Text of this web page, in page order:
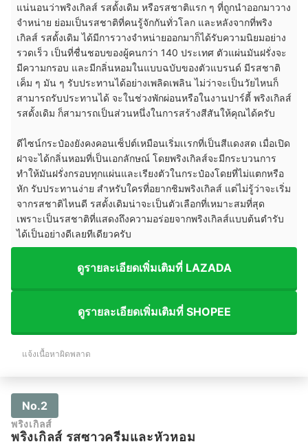
แน่นอนว่าพริงเกิลส์ รสดั้งเดิม หรือรสชาติแรก ๆ ที่ถูกนำออกมาวาง
จำหน่าย ย่อมเป็นรสชาติที่คนรู้จักกันทั่วโลก และหลังจากที่พริง
เกิลส์ รสดั้งเดิม ได้มีการวางจำหน่ายออกมาก็ได้รับความนิยมอย่าง
รวดเร็ว เป็นที่ชื่นชอบของผู้คนกว่า 140 ประเทศ ตัวแผ่นมันฝรั่งจะ
มีความกรอบ และมีกลิ่นหอมในแบบฉบับของตัวแบรนด์ มีรสชาติ
เค็ม ๆ มัน ๆ รับประทานได้อย่างเพลิดเพลิน ไม่ว่าจะเป็นวัยไหนก็
สามารถรับประทานได้ จะในช่วงพักผ่อนหรือในงานปาร์ตี้ พริงเกิลส์
รสดั้งเดิม ก็สามารถเป็นส่วนหนึ่งในการสร้างสีสันให้คุณได้ครับ
ดีไซน์กระป๋องยังคงคอนเซ็ปต์เหมือนเริ่มเเรกที่เป็นสีแดงสด เมื่อเปิด
ฝาจะได้กลิ่นหอมที่เป็นเอกลักษณ์ โดยพริงเกิลส์จะมีกระบวนการ
ทำให้มันฝรั่งกรอบทุกแผ่นและเรียงตัวในกระป๋องโดยที่ไม่แตกหรือ
หัก รับประทานง่าย สำหรับใครที่อยากชิมพริงเกิลส์ แต่ไม่รู้ว่าจะเริ่ม
จากรสชาติไหนดี รสดั้งเดิมน่าจะเป็นตัวเลือกที่เหมาะสมที่สุด
เพราะเป็นรสชาติที่แสดงถึงความอร่อยจากพริงเกิลส์แบบต้นตำรับ
ได้เป็นอย่างดีเลยทีเดียวครับ
ดูรายละเอียดเพิ่มเติมที่ LAZADA
ดูรายละเอียดเพิ่มเติมที่ SHOPEE
แจ้งเนื้อหาผิดพลาด
No.2
พริงเกิลส์
พริงเกิลส์ รสซาวครีมและหัวหอม